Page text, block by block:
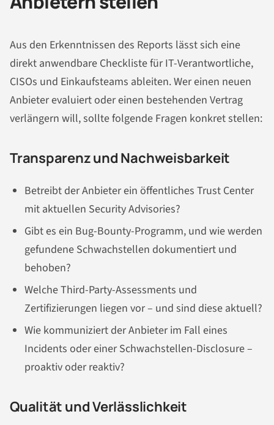
Aus den Erkenntnissen des Reports lässt sich eine
direkt anwendbare Checkliste für IT-Verantwortliche,
CISOs und Einkaufsteams ableiten. Wer einen neuen
Anbieter evaluiert oder einen bestehenden Vertrag
verlängern will, sollte folgende Fragen konkret stellen:
Transparenz und Nachweisbarkeit
Betreibt der Anbieter ein öffentliches Trust Center
mit aktuellen Security Advisories?
Gibt es ein Bug-Bounty-Programm, und wie werden
gefundene Schwachstellen dokumentiert und
behoben?
Welche Third-Party-Assessments und
Zertifizierungen liegen vor – und sind diese aktuell?
Wie kommuniziert der Anbieter im Fall eines
Incidents oder einer Schwachstellen-Disclosure –
proaktiv oder reaktiv?
Qualität und Verlässlichkeit